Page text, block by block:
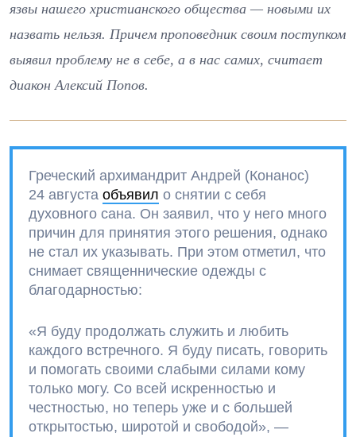
язвы нашего христианского общества — новыми их
назвать нельзя. Причем проповедник своим поступком
выявил проблему не в себе, а в нас самих, считает
диакон Алексий Попов.
Греческий архимандрит Андрей (Конанос)
24 августа объявил о снятии с себя
духовного сана. Он заявил, что у него много
причин для принятия этого решения, однако
не стал их указывать. При этом отметил, что
снимает священнические одежды с
благодарностью:
«Я буду продолжать служить и любить
каждого встречного. Я буду писать, говорить
и помогать своими слабыми силами кому
только могу. Со всей искренностью и
честностью, но теперь уже и с большей
открытостью, широтой и свободой», —